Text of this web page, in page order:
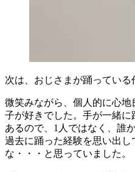
次は、おじさまが踊っている
微笑みながら、個人的に心
子が好きでした。手が一緒
あるので、1人ではなく、誰
過去に踊った経験を思い出
な・・・と思っていました。